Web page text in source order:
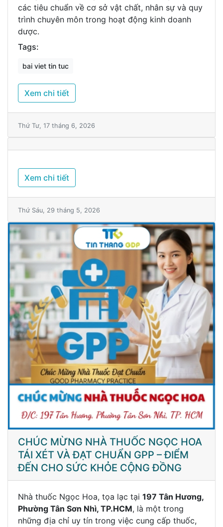
các tiêu chuẩn về cơ sở vật chất, nhân sự và quy
trình chuyên môn trong hoạt động kinh doanh
dược.
Tags:
bai viet tin tuc
Xem chi tiết
Thứ Tư, 17 tháng 6, 2026
Xem chi tiết
Thứ Sáu, 29 tháng 5, 2026
CHÚC MỪNG NHÀ THUỐC NGỌC HOA
TÁI XÉT VÀ ĐẠT CHUẨN GPP – ĐIỂM
ĐẾN CHO SỨC KHỎE CỘNG ĐỒNG
Nhà thuốc Ngọc Hoa, tọa lạc tại 197 Tân Hương,
Phường Tân Sơn Nhì, TP.HCM, là một trong
những địa chỉ uy tín trong việc cung cấp thuốc,